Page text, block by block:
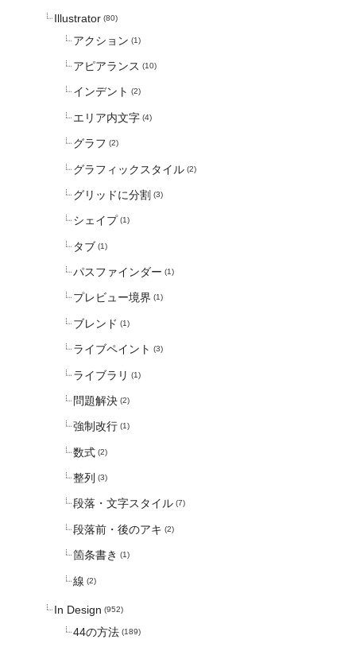
Illustrator (80)
アクション (1)
アピアランス (10)
インデント (2)
エリア内文字 (4)
グラフ (2)
グラフィックスタイル (2)
グリッドに分割 (3)
シェイプ (1)
タブ (1)
パスファインダー (1)
プレビュー境界 (1)
ブレンド (1)
ライブペイント (3)
ライブラリ (1)
問題解決 (2)
強制改行 (1)
数式 (2)
整列 (3)
段落・文字スタイル (7)
段落前・後のアキ (2)
箇条書き (1)
線 (2)
In Design (952)
44の方法 (189)